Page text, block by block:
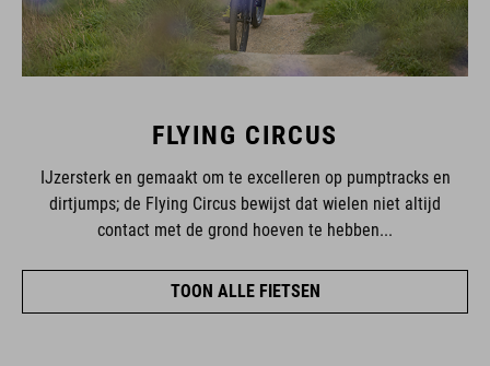
FLYING CIRCUS
IJzersterk en gemaakt om te excelleren op pumptracks en
dirtjumps; de Flying Circus bewijst dat wielen niet altijd
contact met de grond hoeven te hebben...
TOON ALLE FIETSEN